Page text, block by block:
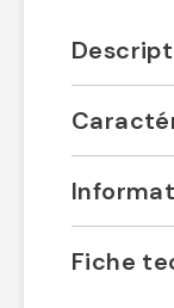
Fiche